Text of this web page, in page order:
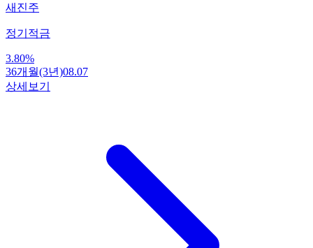
새진주
정기적금
3.80%
36개월(3년)08.07
상세보기